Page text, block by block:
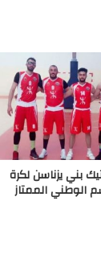
بني يزناسن لكرة
الوطني الممتاز